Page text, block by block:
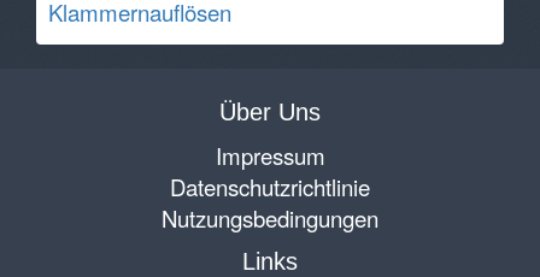
Klammernauflösen
Über Uns
Impressum
Datenschutzrichtlinie
Nutzungsbedingungen
Links